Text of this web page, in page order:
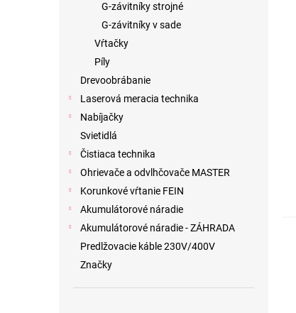
G-závitníky strojné
G-závitníky v sade
Vŕtačky
Píly
Drevoobrábanie
Laserová meracia technika
Nabíjačky
Svietidlá
Čistiaca technika
Ohrievače a odvlhčovače MASTER
Korunkové vŕtanie FEIN
Akumulátorové náradie
Akumulátorové náradie - ZÁHRADA
Predlžovacie káble 230V/400V
Značky